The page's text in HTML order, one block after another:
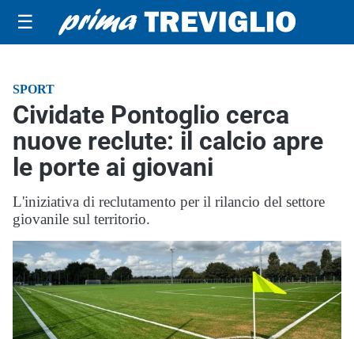
☰
SPORT
Cividate Pontoglio cerca
nuove reclute: il calcio apre
le porte ai giovani
L'iniziativa di reclutamento per il rilancio del settore
giovanile sul territorio.